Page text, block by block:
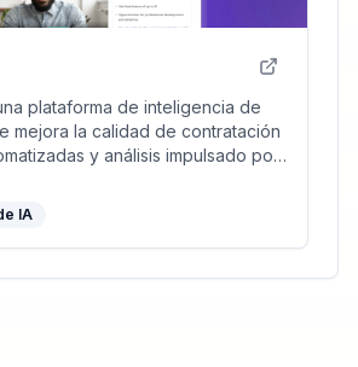
plataforma de inteligencia de
mejora la calidad de contratación
y análisis impulsado por
IA